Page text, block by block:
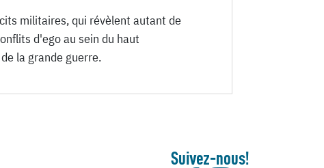
militaires, qui révèlent autant de
d'ego au sein du haut
la grande guerre.
Suivez-nous!